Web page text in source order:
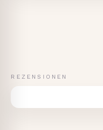
REZENSIONEN